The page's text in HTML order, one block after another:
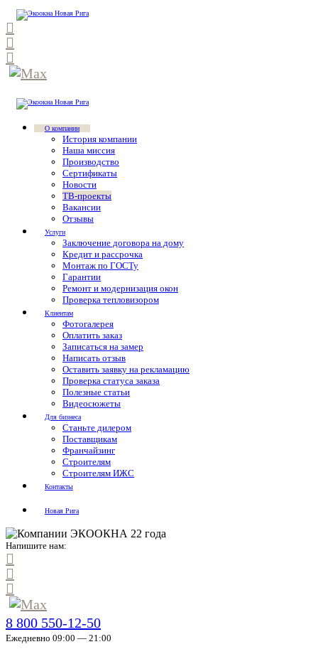
О компании
История компании
Наша миссия
Производство
Сертификаты
Новости
ТВ-проекты
Вакансии
Отзывы
Услуги
Заключение договора на дому
Кредит и рассрочка
Монтаж по ГОСТу
Гарантии
Ремонт и модернизация окон
Проверка тепловизором
Клиентам
Фотогалерея
Оплатить заказ
Записаться на замер
Написать отзыв
Оставить заявку на рекламацию
Проверка статуса заказа
Полезные статьи
Видеосюжеты
Для бизнеса
Станьте дилером
Поставщикам
Франчайзинг
Строителям
Строителям ИЖС
Контакты
Новая Рига
Напишите нам:
8 800 550-12-50
Ежедневно 09:00 — 21:00